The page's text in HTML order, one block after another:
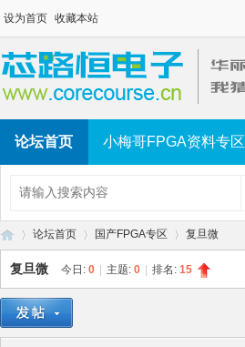
设为首页 收藏本站
论坛首页 小梅哥FPGA资料专区
»
论坛首页 国产FPGA专区 复旦微
复旦微 今日: 0 主题: 0 排名: 15